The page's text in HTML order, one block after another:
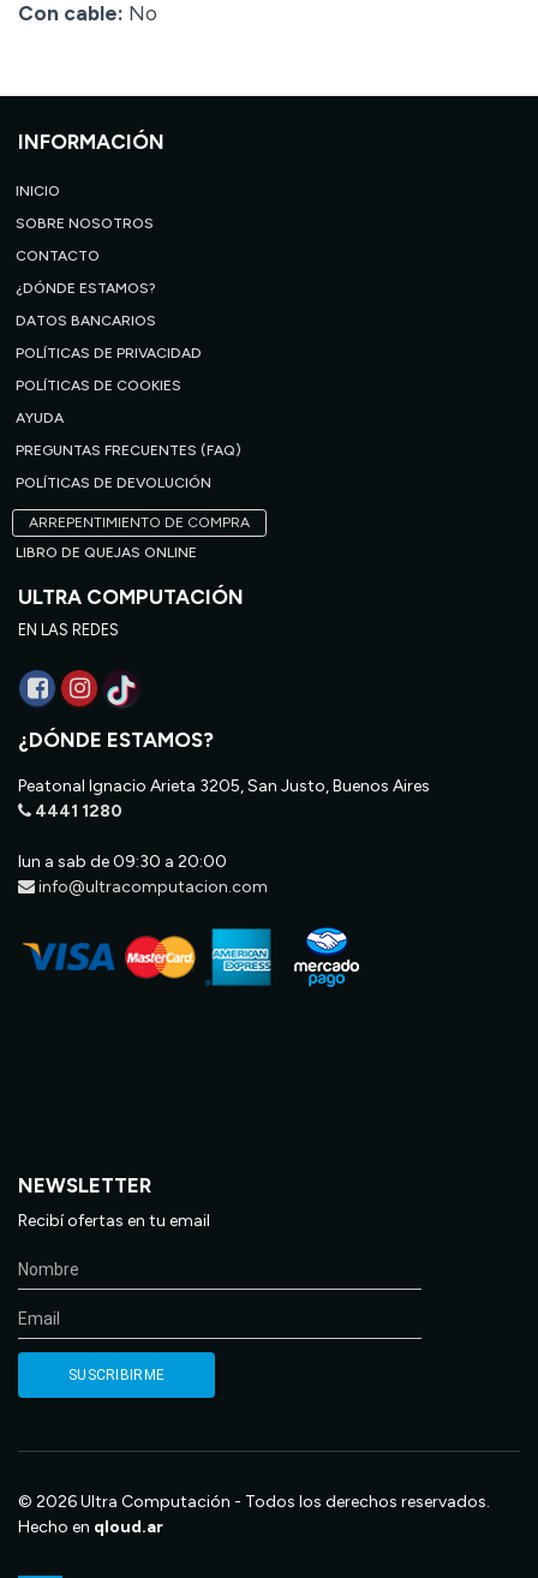
Con cable: No
INFORMACIÓN
INICIO
SOBRE NOSOTROS
CONTACTO
¿DÓNDE ESTAMOS?
DATOS BANCARIOS
POLÍTICAS DE PRIVACIDAD
POLÍTICAS DE COOKIES
AYUDA
PREGUNTAS FRECUENTES (FAQ)
POLÍTICAS DE DEVOLUCIÓN
ARREPENTIMIENTO DE COMPRA
LIBRO DE QUEJAS ONLINE
ULTRA COMPUTACIÓN
EN LAS REDES
¿DÓNDE ESTAMOS?
Peatonal Ignacio Arieta 3205, San Justo, Buenos Aires
4441 1280
lun a sab de 09:30 a 20:00
info@ultracomputacion.com
NEWSLETTER
Recibí ofertas en tu email
© 2026 Ultra Computación - Todos los derechos reservados.
Hecho en qloud.ar